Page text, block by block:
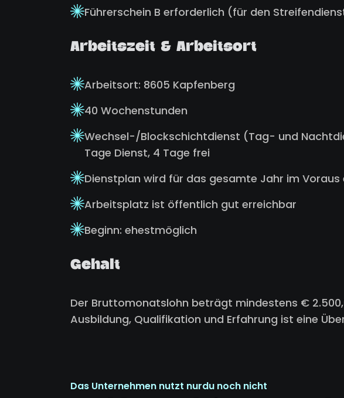
Führerschein B erforderlich (für den
Arbeitszeit & Arbeitsort
Arbeitsort: 8605 Kapfenberg
40 Wochenstunden
Wechsel-/Blockschichtdienst (Tag- und
Tage Dienst, 4 Tage frei
Dienstplan wird für das gesamte Jahr im Voraus
Arbeitsplatz ist öffentlich gut erreichbar
Beginn: ehestmöglich
Gehalt
Der Bruttomonatslohn beträgt mindestens €
Ausbildung, Qualifikation und Erfahrung ist eine
Das Unternehmen nutzt nurdu noch nicht